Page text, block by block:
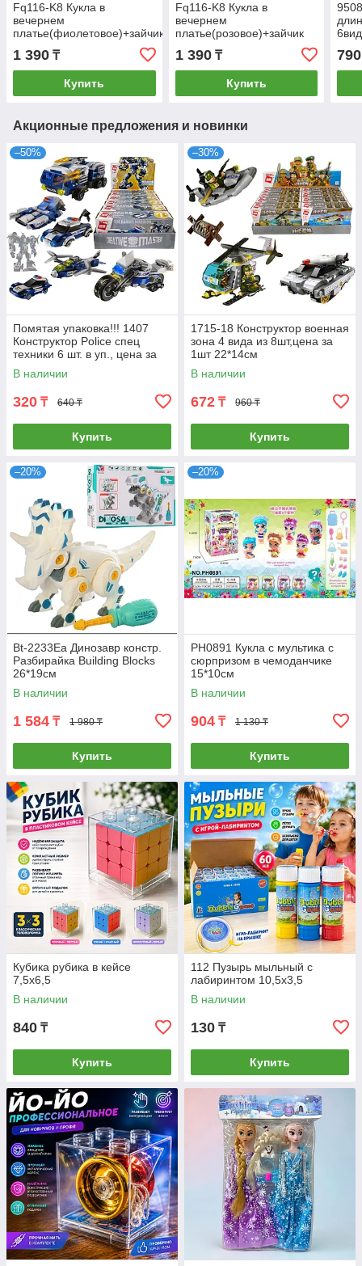
Fq116-K8 Кукла в
вечернем
платье(фиолетовое)+зайчик
(руки,колени сгибаются)
32х12см
1 390 ₸
Купить
Fq116-K8 Кукла в
вечернем
платье(розовое)+зайчик
(руки,колени сгибаются)
32х12см
1 390₸
Купить
790
Акционные предложения и новинки
–50%
Помятая упаковка!!! 1407
Конструктор Police спец
техники 6 шт. в уп., цена за
1шт 21*9 см
В наличии
320 ₸ 640 ₸
Купить
–30%
1715-18 Конструктор военная
зона 4 вида из 8шт,цена за
1шт 22*14см
В наличии
672 ₸ 960 ₸
Купить
–20%
Bt-2233Ea Динозавр констр.
Разбирайка Building Blocks
26*19см
В наличии
1 584 ₸ 1 980 ₸
Купить
–20%
PH0891 Кукла с мультика с
сюрпризом в чемоданчике
15*10см
В наличии
904 ₸ 1 130 ₸
Купить
Кубика рубика в кейсе
7,5х6,5
В наличии
840 ₸
Купить
112 Пузырь мыльный с
лабиринтом 10,5х3,5
В наличии
130 ₸
Купить